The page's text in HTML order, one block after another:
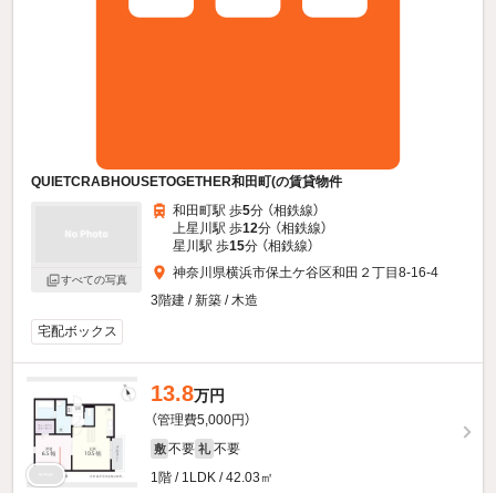
QUIETCRABHOUSETOGETHER和田町(の賃貸物件
すべての写真
和田町駅 歩5分 （相鉄線）
上星川駅 歩12分 （相鉄線）
星川駅 歩15分 （相鉄線）
神奈川県横浜市保土ケ谷区和田２丁目8-16-4
3階建 / 新築 / 木造
宅配ボックス
13.8万円
（管理費5,000円）
敷 不要 礼 不要
1階 / 1LDK / 42.03㎡